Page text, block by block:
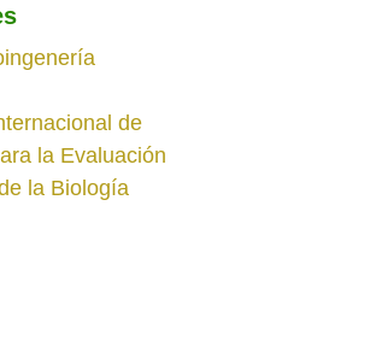
de
la Evaluación
la Biología